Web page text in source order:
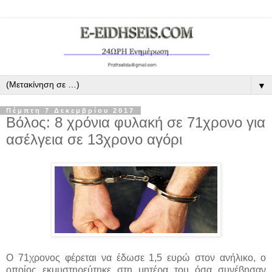
▼
Πέμπτη 7 Δεκεμβρίου 2017
Βόλος: 8 χρόνια φυλακή σε 71χρονο για
ασέλγεια σε 13χρονο αγόρι
Ο 71χρονος φέρεται να έδωσε 1,5 ευρώ στον ανήλικο, ο
οποίος εκμυστηρεύτηκε στη μητέρα του όσα συνέβησαν